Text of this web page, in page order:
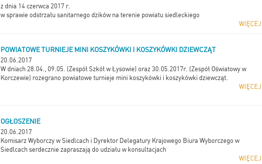
z dnia 14 czerwca 2017 r.
w sprawie odstrzału sanitarnego dzików na terenie powiatu siedleckiego
WIĘCEJ
POWIATOWE TURNIEJE MINI KOSZYKÓWKI I KOSZYKÓWKI DZIEWCZĄT
20.06.2017
W dniach 28.04., 09.05. (Zespół Szkół w Łysowie) oraz 30.05.2017r. (Zespół Oświatowy w
Korczewie) rozegrano powiatowe turnieje mini koszykówki i koszykówki dziewcząt.
WIĘCEJ
OGŁOSZENIE
20.06.2017
Komisarz Wyborczy w Siedlcach i Dyrektor Delegatury Krajowego Biura Wyborczego w
Siedlcach serdecznie zapraszają do udziału w konsultacjach
WIĘCEJ